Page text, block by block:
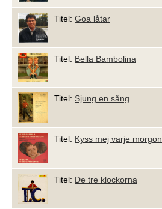
Titel: Goa låtar
Titel: Bella Bambolina
Titel: Sjung en sång
Titel: Kyss mej varje morgon
Titel: De tre klockorna